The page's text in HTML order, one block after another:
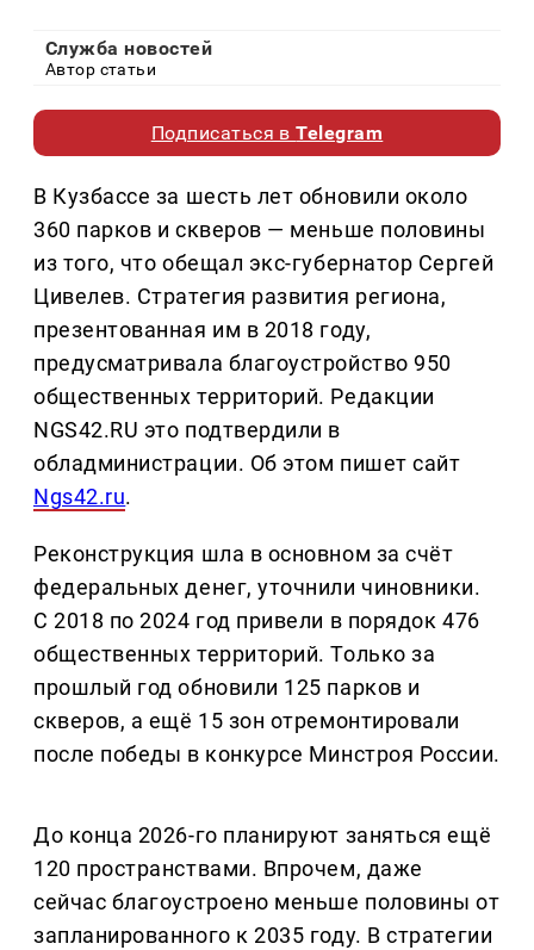
Служба новостей
Автор статьи
Подписаться вTelegram
В Кузбассе за шесть лет обновили около
360 парков и скверов — меньше половины
из того, что обещал экс-губернатор Сергей
Цивелев. Стратегия развития региона,
презентованная им в 2018 году,
предусматривала благоустройство 950
общественных территорий. Редакции
NGS42.RU это подтвердили в
обладминистрации. Об этом пишет сайт
Ngs42.ru.
Реконструкция шла в основном за счёт
федеральных денег, уточнили чиновники.
С 2018 по 2024 год привели в порядок 476
общественных территорий. Только за
прошлый год обновили 125 парков и
скверов, а ещё 15 зон отремонтировали
после победы в конкурсе Минстроя России.
До конца 2026-го планируют заняться ещё
120 пространствами. Впрочем, даже
сейчас благоустроено меньше половины от
запланированного к 2035 году. В стратегии